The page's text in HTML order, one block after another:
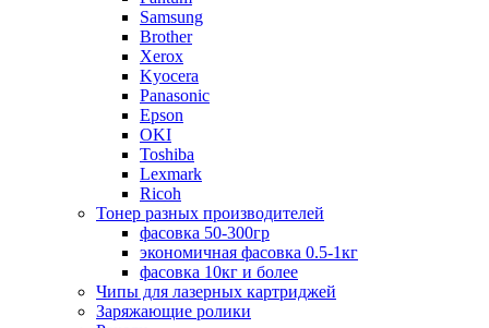
Samsung
Brother
Xerox
Kyocera
Panasonic
Epson
OKI
Toshiba
Lexmark
Ricoh
Тонер разных производителей
фасовка 50-300гр
экономичная фасовка 0.5-1кг
фасовка 10кг и более
Чипы для лазерных картриджей
Заряжающие ролики